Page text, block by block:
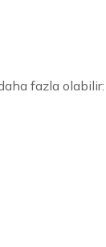
fazla olabilir: